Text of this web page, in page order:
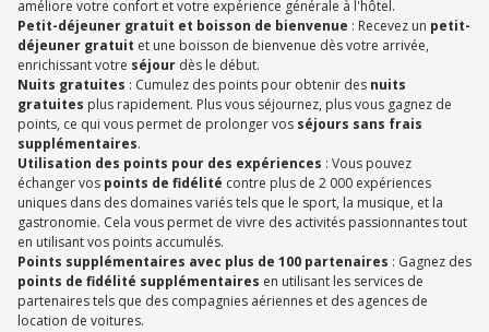
améliore votre confort et votre expérience générale à l'hôtel.
Petit-déjeuner gratuit et boisson de bienvenue : Recevez un petit-
déjeuner gratuit et une boisson de bienvenue dès votre arrivée,
enrichissant votre séjour dès le début.
Nuits gratuites : Cumulez des points pour obtenir des nuits
gratuites plus rapidement. Plus vous séjournez, plus vous gagnez de
points, ce qui vous permet de prolonger vos séjours sans frais
supplémentaires.
Utilisation des points pour des expériences : Vous pouvez
échanger vos points de fidélité contre plus de 2 000 expériences
uniques dans des domaines variés tels que le sport, la musique, et la
gastronomie. Cela vous permet de vivre des activités passionnantes tout
en utilisant vos points accumulés.
Points supplémentaires avec plus de 100 partenaires : Gagnez des
points de fidélité supplémentaires en utilisant les services de
partenaires tels que des compagnies aériennes et des agences de
location de voitures.